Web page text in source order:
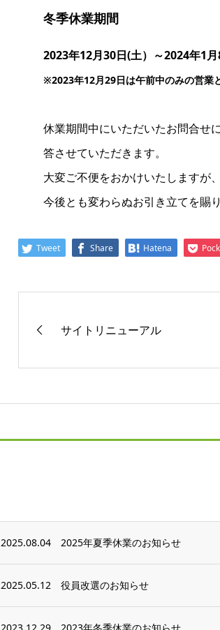
冬季休業期間
2023年12月30日(土）～2024年1月
※2023年12月29日は午前中のみの営業
休業期間中にいただいたお問合せ
答させていただきます。
大変ご不便をおかけいたしますが
今後とも変わらぬお引き立てを賜
Tweet Share Hatena
サイトリニューアル
2025.08.04 2025年夏季休業のお知らせ
2025.05.12 役員改選のお知らせ